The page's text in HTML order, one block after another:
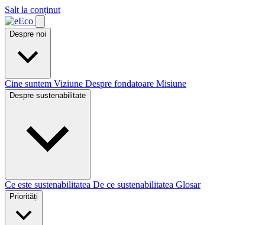
Salt la conținut
Despre noi
Cine suntem Viziune Despre fondatoare Misiune
Despre sustenabilitate
Ce este sustenabilitatea De ce sustenabilitatea Glosar
Priorități